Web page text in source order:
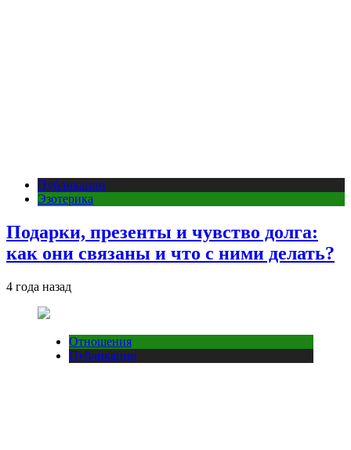
Публикации
Эзотерика
Подарки, презенты и чувство долга:
как они связаны и что с ними делать?
4 года назад
Отношения
Публикации